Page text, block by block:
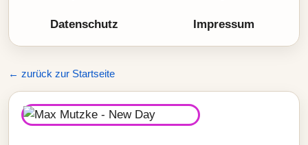
Datenschutz Impressum
← zurück zur Startseite